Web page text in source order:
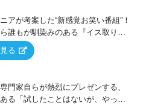
アが考案した“新感覚お笑い番組”！
誰もが馴染みのある『イス取りゲ
ースに、大喜利・ギャグ・モノボ
ど様々なお題で芸人がショートネ
う！
る
門家自らが熱烈にプレゼンする、
る「試したことはないが、やって